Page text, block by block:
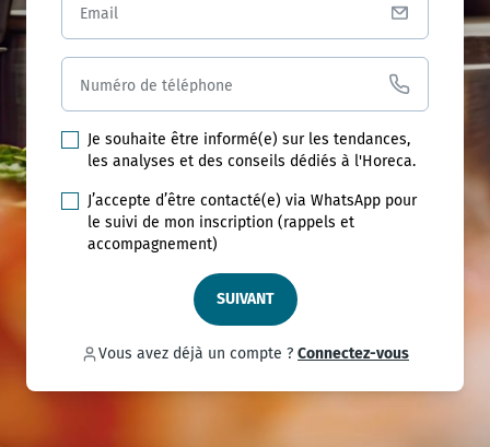
Email
Numéro de téléphone
Je souhaite être informé(e) sur les tendances,
les analyses et des conseils dédiés à l'Horeca.
J’accepte d’être contacté(e) via WhatsApp pour
le suivi de mon inscription (rappels et
accompagnement)
SUIVANT
Vous avez déjà un compte ? Connectez-vous